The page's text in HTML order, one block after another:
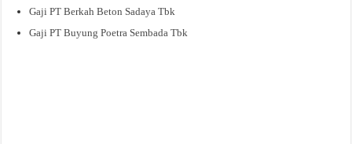
Gaji PT Berkah Beton Sadaya Tbk
Gaji PT Buyung Poetra Sembada Tbk